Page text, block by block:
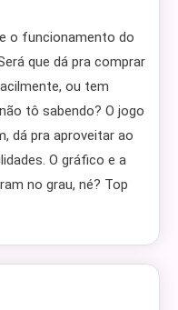
o funcionamento do
que dá pra comprar
ou tem
tô sabendo? O jogo
dá pra aproveitar ao
O gráfico e a
no grau, né? Top